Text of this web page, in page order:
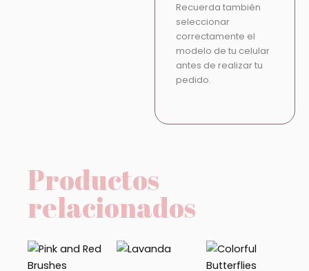
Recuerda también
seleccionar
correctamente el
modelo de tu celular
antes de realizar tu
pedido.
Productos
relacionados
Rango
de
Rango
precios: